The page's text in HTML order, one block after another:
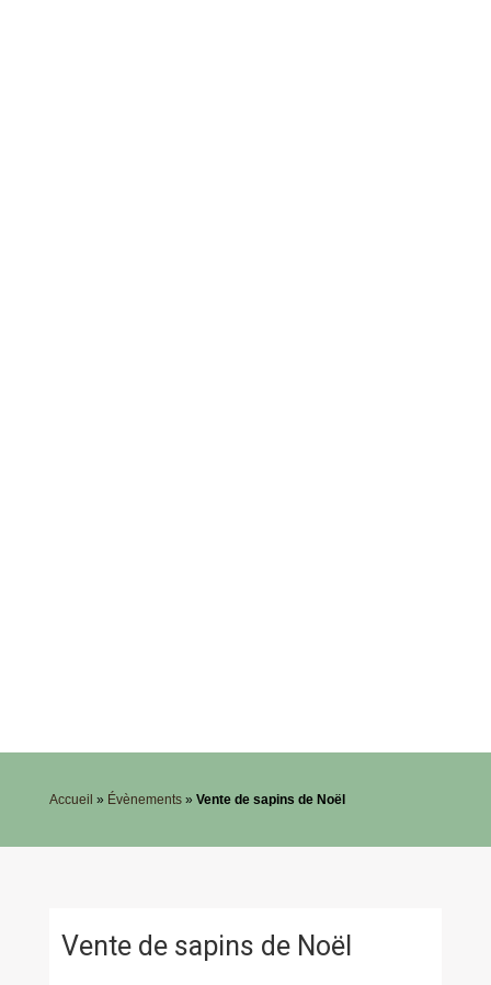
Accueil » Évènements» Vente de sapins de Noël
Vente de sapins de Noël